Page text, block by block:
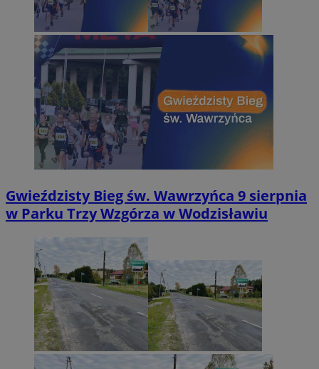
Gwieździsty Bieg św. Wawrzyńca 9 sierpnia
w Parku Trzy Wzgórza w Wodzisławiu